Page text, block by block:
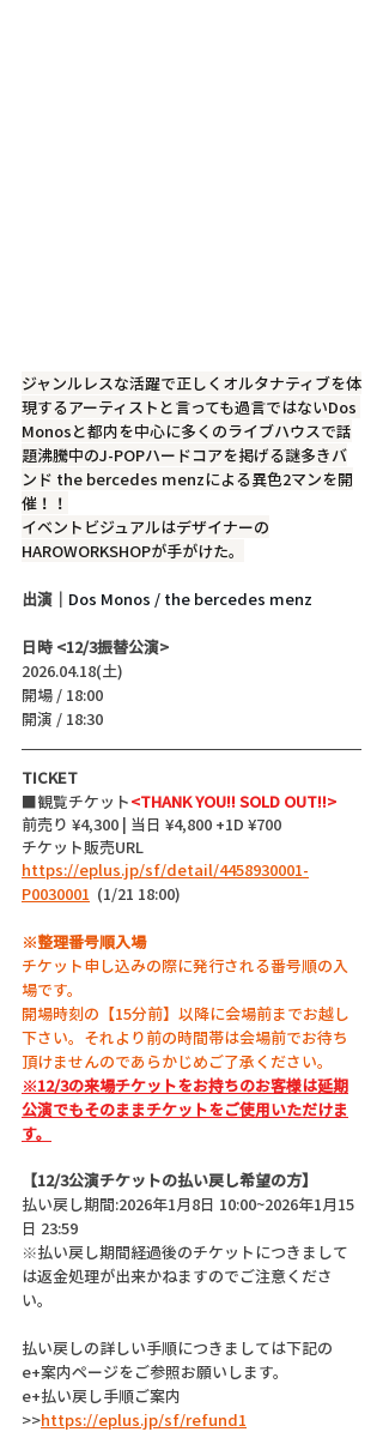
ジャンルレスな活躍で正しくオルタナティブを体
現するアーティストと言っても過言ではないDos
Monosと都内を中心に多くのライブハウスで話
題沸騰中のJ-POPハードコアを掲げる謎多きバ
ンド the bercedes menzによる異色2マンを開
催！！
イベントビジュアルはデザイナーの
HAROWORKSHOPが手がけた。
出演｜ Dos Monos / the bercedes menz
日時 <12/3振替公演>
2026.04.18(土)
開場 / 18:00
開演 / 18:30
TICKET
■観覧チケット<THANK YOU!! SOLD OUT!!>
前売り ¥4,300 | 当日 ¥4,800 +1D ¥700
チケット販売URL
https://eplus.jp/sf/detail/4458930001-
P0030001 (1/21 18:00)
※整理番号順入場
チケット申し込みの際に発行される番号順の入
場です。
開場時刻の【15分前】以降に会場前までお越し
下さい。それより前の時間帯は会場前でお待ち
頂けませんのであらかじめご了承ください。
※12/3の来場チケットをお持ちのお客様は延期
公演でもそのままチケットをご使用いただけま
す。
【12/3公演チケットの払い戻し希望の方】
払い戻し期間:2026年1月8日 10:00~2026年1月15
日 23:59
※払い戻し期間経過後のチケットにつきまして
は返金処理が出来かねますのでご注意くださ
い。
払い戻しの詳しい手順につきましては下記の
e+案内ページをご参照お願いします。
e+払い戻し手順ご案内
>>https://eplus.jp/sf/refund1